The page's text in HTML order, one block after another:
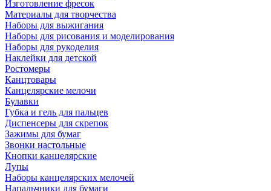
Изготовление фресок
Материалы для творчества
Наборы для выжигания
Наборы для рисования и моделирования
Наборы для рукоделия
Наклейки для детской
Ростомеры
Канцтовары
Канцелярские мелочи
Булавки
Губка и гель для пальцев
Диспенсеры для скрепок
Зажимы для бумаг
Звонки настольные
Кнопки канцелярские
Лупы
Наборы канцелярских мелочей
Напальчники для бумаги